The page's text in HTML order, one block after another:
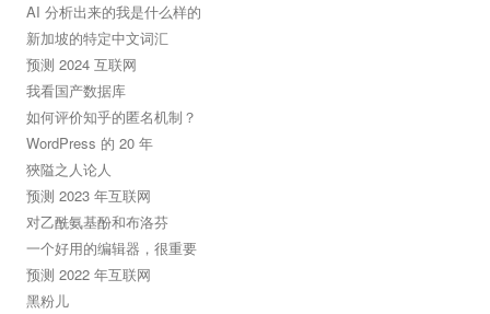
AI 分析出来的我是什么样的
新加坡的特定中文词汇
预测 2024 互联网
我看国产数据库
如何评价知乎的匿名机制？
WordPress 的 20 年
狹隘之人论人
预测 2023 年互联网
对乙酰氨基酚和布洛芬
一个好用的编辑器，很重要
预测 2022 年互联网
黑粉儿